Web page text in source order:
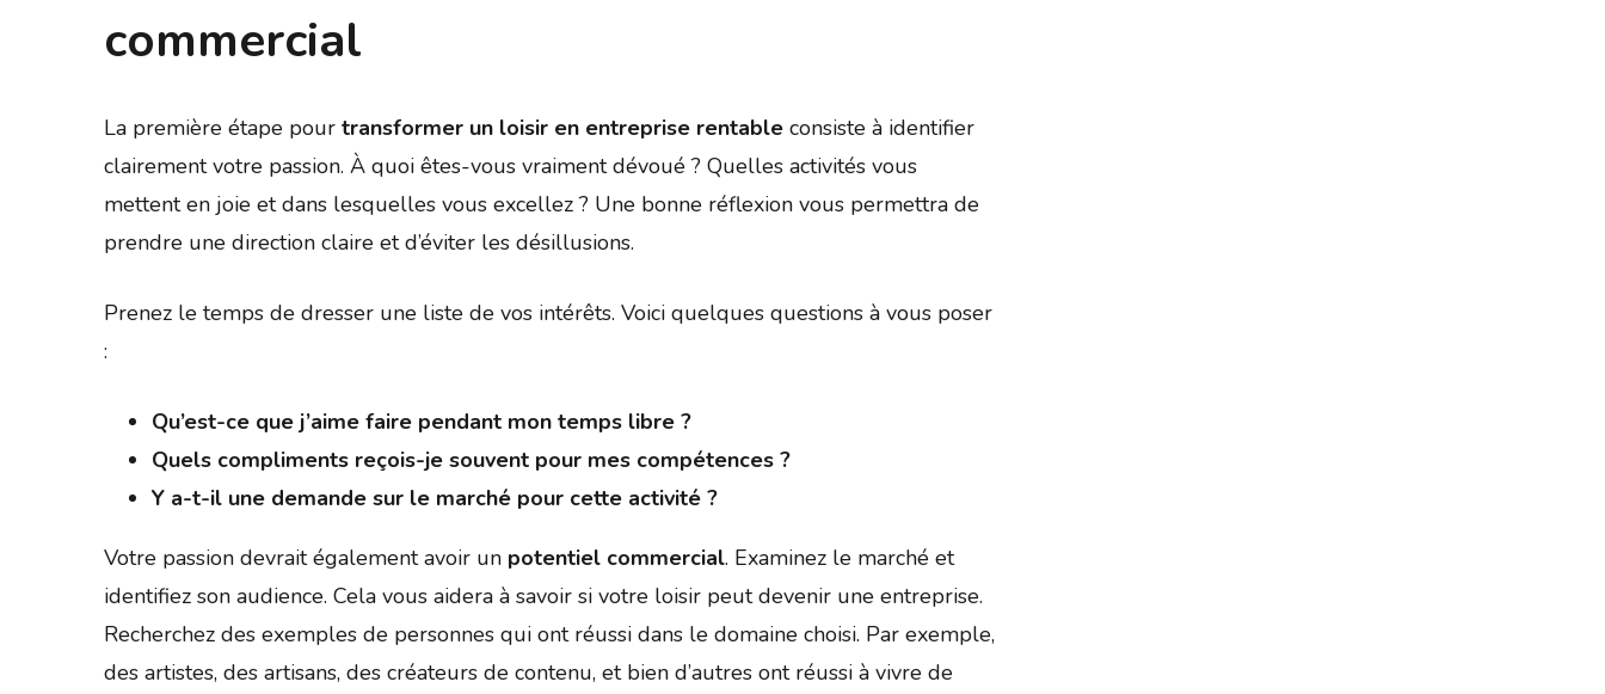
commercial
La première étape pour transformer un loisir en entreprise rentable consiste à identifier
clairement votre passion. À quoi êtes-vous vraiment dévoué ? Quelles activités vous
mettent en joie et dans lesquelles vous excellez ? Une bonne réflexion vous permettra de
prendre une direction claire et d’éviter les désillusions.
Prenez le temps de dresser une liste de vos intérêts. Voici quelques questions à vous poser
:
Qu’est-ce que j’aime faire pendant mon temps libre ?
Quels compliments reçois-je souvent pour mes compétences ?
Y a-t-il une demande sur le marché pour cette activité ?
Votre passion devrait également avoir un potentiel commercial. Examinez le marché et
identifiez son audience. Cela vous aidera à savoir si votre loisir peut devenir une entreprise.
Recherchez des exemples de personnes qui ont réussi dans le domaine choisi. Par exemple,
des artistes, des artisans, des créateurs de contenu, et bien d’autres ont réussi à vivre de